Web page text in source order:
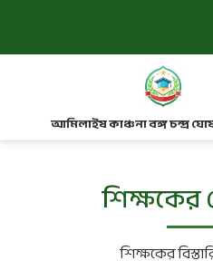
আমিলাইষ কাঞ্চনা বঙ্গ চন্দ্র
শিক্ষকের
শিক্ষকের